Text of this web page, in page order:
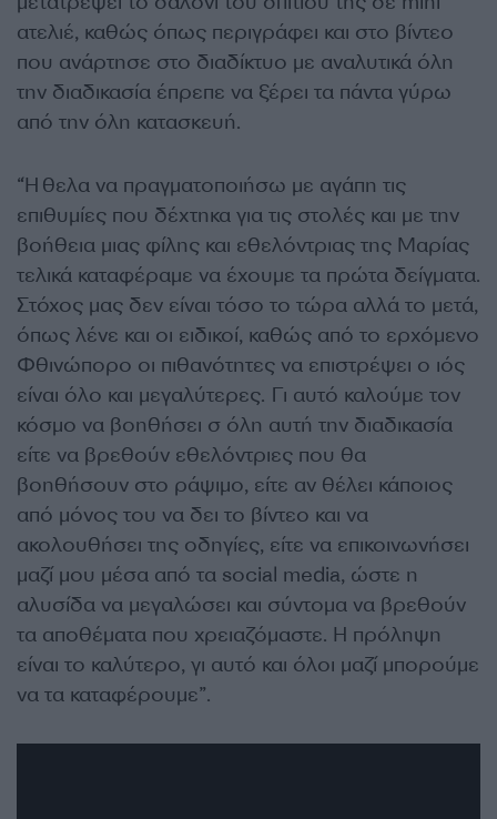
ατελιέ, καθώς όπως περιγράφει και στο βίντεο
που ανάρτησε στο διαδίκτυο με αναλυτικά όλη
την διαδικασία έπρεπε να ξέρει τα πάντα γύρω
από την όλη κατασκευή.
“Ήθελα να πραγματοποιήσω με αγάπη τις
επιθυμίες που δέχτηκα για τις στολές και με την
βοήθεια μιας φίλης και εθελόντριας της Μαρίας
τελικά καταφέραμε να έχουμε τα πρώτα δείγματα.
Στόχος μας δεν είναι τόσο το τώρα αλλά το μετά,
όπως λένε και οι ειδικοί, καθώς από το ερχόμενο
Φθινώπορο οι πιθανότητες να επιστρέψει ο ιός
είναι όλο και μεγαλύτερες. Γι αυτό καλούμε τον
κόσμο να βοηθήσει σ όλη αυτή την διαδικασία
είτε να βρεθούν εθελόντριες που θα
βοηθήσουν στο ράψιμο, είτε αν θέλει κάποιος
από μόνος του να δει το βίντεο και να
ακολουθήσει της οδηγίες, είτε να επικοινωνήσει
μαζί μου μέσα από τα social media, ώστε η
αλυσίδα να μεγαλώσει και σύντομα να βρεθούν
τα αποθέματα που χρειαζόμαστε. Η πρόληψη
είναι το καλύτερο, γι αυτό και όλοι μαζί μπορούμε
να τα καταφέρουμε”.